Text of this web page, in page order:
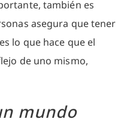
también es
asegura que tener
lo que hace que el
de uno mismo,
mundo